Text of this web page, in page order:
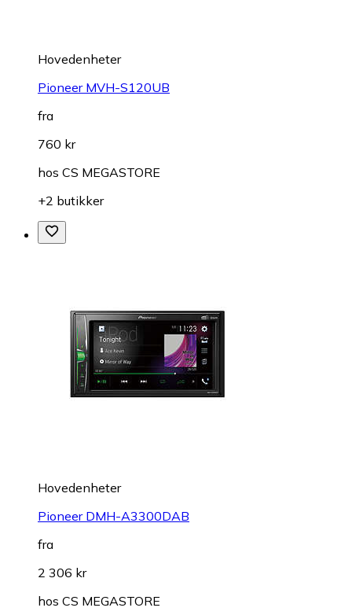
Hovedenheter
Pioneer MVH-S120UB
fra
760 kr
hos CS MEGASTORE
+2 butikker
Hovedenheter
Pioneer DMH-A3300DAB
fra
2 306 kr
hos CS MEGASTORE